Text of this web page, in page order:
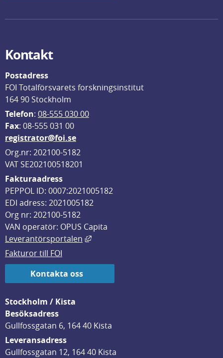
Kontakt
Postadress
FOI Totalförsvarets forskningsinstitut
164 90 Stockholm
Telefon: 08-555 030 00
Fax: 08-555 031 00
registrator@foi.se
Org.nr: 202100-5182
VAT SE202100518201
Fakturaadress
PEPPOL ID: 0007:2021005182
EDI adress: 2021005182
Org nr: 202100-5182
VAN operatör: OPUS Capita
Leverantörsportalen
Länk till annan webbplats, öppnas
Fakturor till FOI
Kontakta oss
Stockholm / Kista
Besöksadress
Gullfossgatan 6, 164 40 Kista
Leveransadress
Gullfossgatan 12, 164 40 Kista